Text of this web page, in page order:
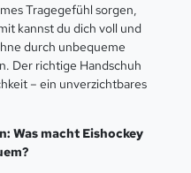
Tragegefühl sorgen,
kannst du dich voll und
durch unbequeme
Der richtige Handschuh
– ein unverzichtbares
Was macht Eishockey